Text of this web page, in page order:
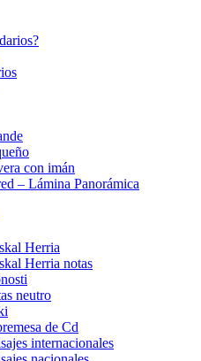
con imán
– Lámina Panorámica
Herria
Herria notas
neutro
de Cd
internacionales